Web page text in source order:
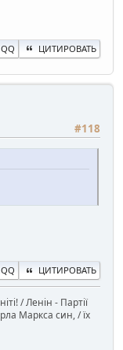
QQ ЦИТИРОВАТЬ
#118
QQ ЦИТИРОВАТЬ
/ Ленін - Партії
Маркса син, / їх